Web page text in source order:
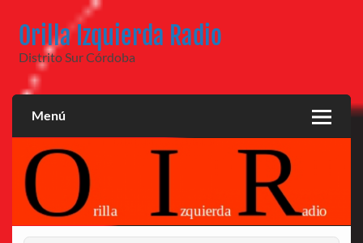
contenido
Orilla Izquierda Radio
Distrito Sur Córdoba
Menú